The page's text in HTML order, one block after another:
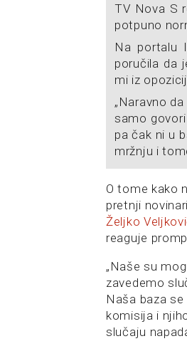
TV Nova S
potpuno
Na portalu
poručila da
mi iz
„Naravno
samo
pa čak ni u
mržnju i
O tome kako
pretnji
Željko
reaguje
„Naše su
zavedemo
Naša baza
komisija i
slučaju